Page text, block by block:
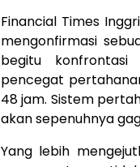
Financial Times
mengonfirmasi
begitu
pencegat
48 jam. Sistem
akan sepenuhnya
Yang lebih